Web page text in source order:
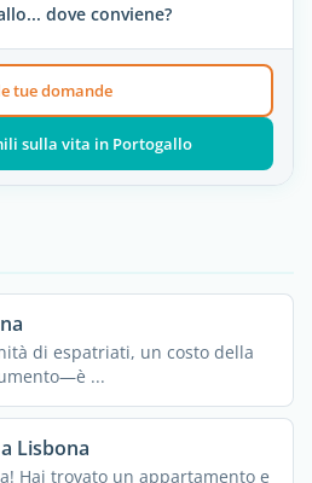
dove conviene?
tue domande
sulla vita in Portogallo
di espatriati, un costo della
...
Lisbona
Hai trovato un appartamento e